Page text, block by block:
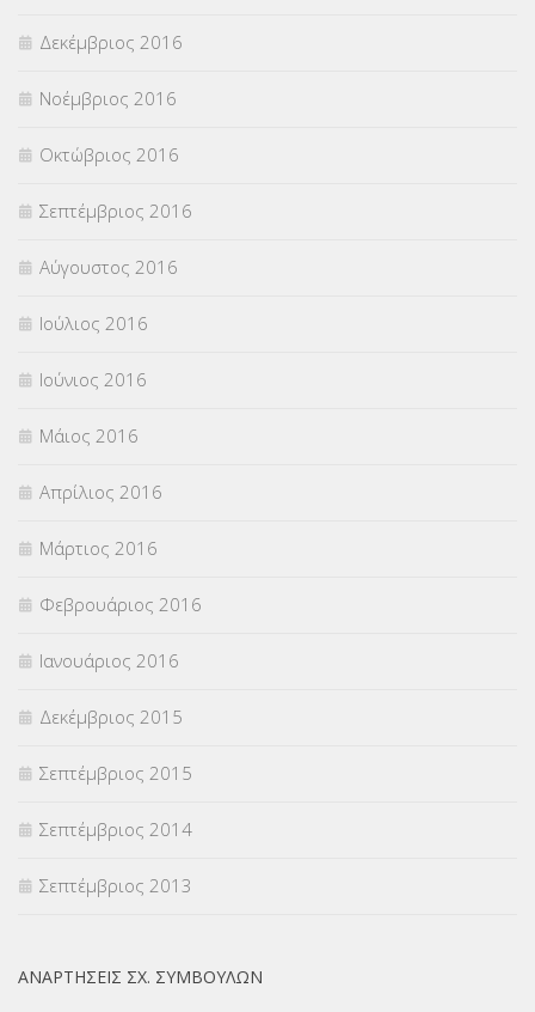
Δεκέμβριος 2016
Νοέμβριος 2016
Οκτώβριος 2016
Σεπτέμβριος 2016
Αύγουστος 2016
Ιούλιος 2016
Ιούνιος 2016
Μάιος 2016
Απρίλιος 2016
Μάρτιος 2016
Φεβρουάριος 2016
Ιανουάριος 2016
Δεκέμβριος 2015
Σεπτέμβριος 2015
Σεπτέμβριος 2014
Σεπτέμβριος 2013
ΑΝΑΡΤΉΣΕΙΣ ΣΧ. ΣΥΜΒΟΎΛΩΝ